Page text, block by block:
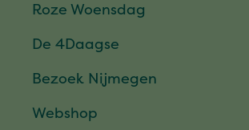
Roze Woensdag
De 4Daagse
Bezoek Nijmegen
Webshop